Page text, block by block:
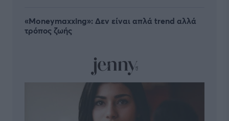
«Moneymaxxing»: Δεν είναι απλά trend αλλά
τρόπος ζωής